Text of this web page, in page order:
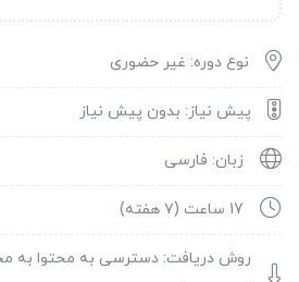
نوع دوره: غیر حضوری
پیش نیاز: بدون پیش نیاز
زبان: فارسی
17 ساعت (۷ هفته)
روش دریافت: دسترسی به محتوا به